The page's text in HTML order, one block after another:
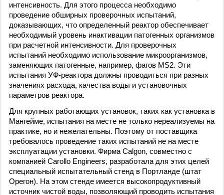
интенсивность. Для этого процесса необходимо
проведение обширных проверочных испытаний,
доказывающих, что определенный реактор обеспечивает
необходимый уровень инактивации патогенных организмов
при расчетной интенсивности. Для проверочных
испытаний необходимо использование микроорганизмов,
заменяющих патогенные, например, фагов MS2. Эти
испытания УФ-реактора должны проводиться при разных
значениях расхода, качества воды и установочных
параметров реактора.
Для крупных работающих установок, таких как установка в
Мангейме, испытания на месте не только нереализуемы на
практике, но и нежелательны. Поэтому от поставщика
требовалось проведение таких испытаний не на месте
эксплуатации установки. Фирма Calgon, совместно с
компанией Carollo Engineers, разработала для этих целей
специальный испытательный стенд в Портланде (штат
Орегон). На этом стенде имеется высокопродуктивный
источник чистой воды, позволяющий проводить испытания